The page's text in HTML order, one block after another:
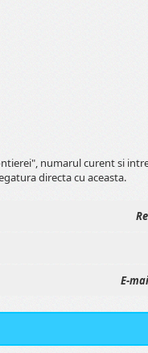
numarul curent si
directa cu aceasta.
E-